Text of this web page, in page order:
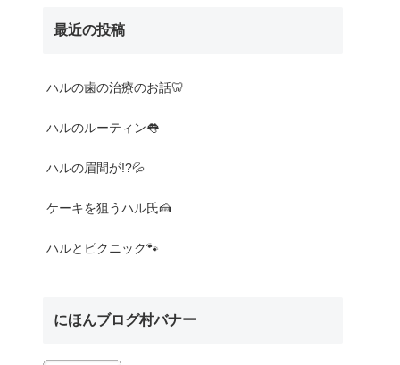
最近の投稿
ハルの歯の治療のお話🦷
ハルのルーティン👅
ハルの眉間が!?💦
ケーキを狙うハル氏🍰
ハルとピクニック🐾
にほんブログ村バナー